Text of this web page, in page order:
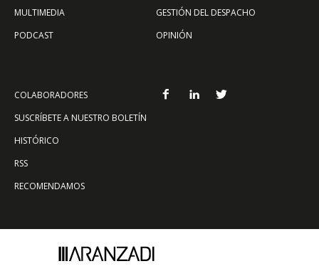
MULTIMEDIA
PODCAST
GESTIÓN DEL DESPACHO
OPINIÓN
COLABORADORES
SUSCRÍBETE A NUESTRO BOLETÍN
HISTÓRICO
RSS
RECOMENDAMOS